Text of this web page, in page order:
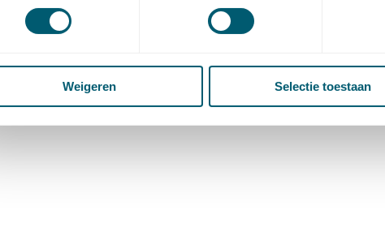
Weigeren Selectie toestaan